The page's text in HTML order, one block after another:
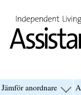
Jämför anordnare visa